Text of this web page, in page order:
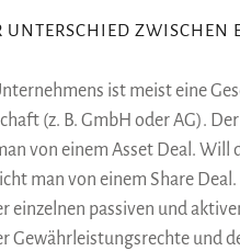
UNTERSCHIED ZWISCHEN
ist meist eine
(z. B. GmbH oder AG).
von einem Asset Deal.
man von einem Share
einzelnen passiven und
Gewährleistungsrechte und